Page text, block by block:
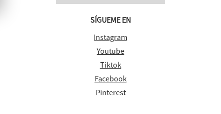
SÍGUEME EN
Instagram
Youtube
Tiktok
Facebook
Pinterest